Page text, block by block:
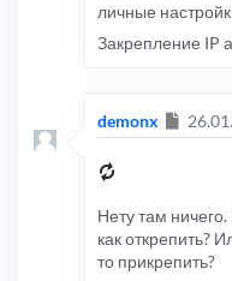
личные
Закрепление IP
demonx
Нету там
как открепить?
то прикрепить?